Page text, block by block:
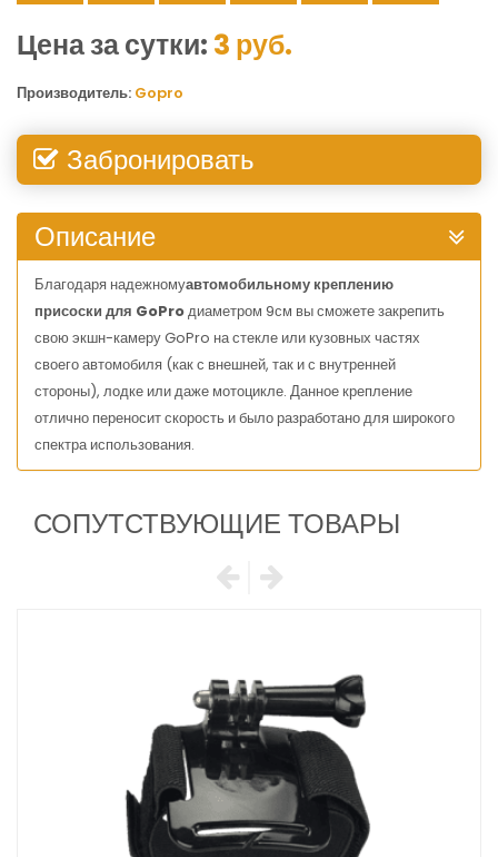
Цена за сутки: 3 руб.
Производитель: Gopro
Забронировать
Описание
Благодаря надежномуавтомобильному креплению
присоски для GoProдиаметром 9см вы сможете закрепить
свою экшн-камеру GoPro на стекле или кузовных частях
своего автомобиля (как с внешней, так и с внутренней
стороны), лодке или даже мотоцикле. Данное крепление
отлично переносит скорость и было разработано для широкого
спектра использования.
СОПУТСТВУЮЩИЕ ТОВАРЫ